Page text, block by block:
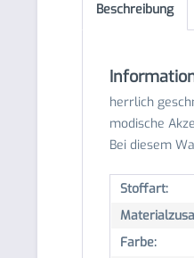
Beschreibung
herrlich
modische
Bei diesem
Stoffart:
Farbe: